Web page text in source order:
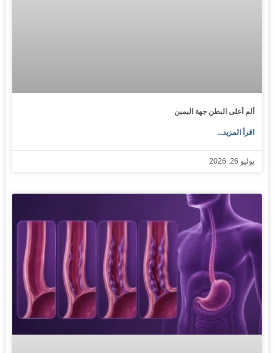
ألم أعلى البطن جهة اليمين
اقرأ المزيد...
يوليو 26, 2026